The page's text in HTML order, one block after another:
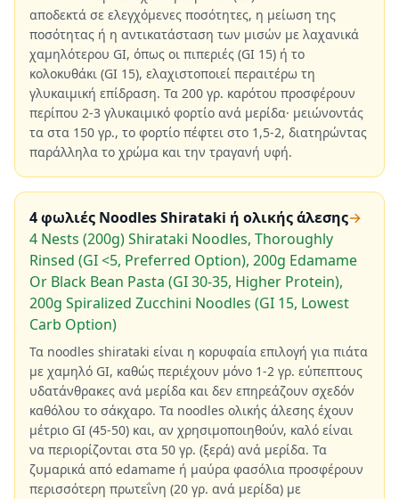
αποδεκτά σε ελεγχόμενες ποσότητες, η μείωση της
ποσότητας ή η αντικατάσταση των μισών με λαχανικά
χαμηλότερου GI, όπως οι πιπεριές (GI 15) ή το
κολοκυθάκι (GI 15), ελαχιστοποιεί περαιτέρω τη
γλυκαιμική επίδραση. Τα 200 γρ. καρότου προσφέρουν
περίπου 2-3 γλυκαιμικό φορτίο ανά μερίδα· μειώνοντάς
τα στα 150 γρ., το φορτίο πέφτει στο 1,5-2, διατηρώντας
παράλληλα το χρώμα και την τραγανή υφή.
4 φωλιές Noodles Shirataki ή ολικής άλεσης→
4 Nests (200g) Shirataki Noodles, Thoroughly
Rinsed (GI <5, Preferred Option), 200g Edamame
Or Black Bean Pasta (GI 30-35, Higher Protein),
200g Spiralized Zucchini Noodles (GI 15, Lowest
Carb Option)
Τα noodles shirataki είναι η κορυφαία επιλογή για πιάτα
με χαμηλό GI, καθώς περιέχουν μόνο 1-2 γρ. εύπεπτους
υδατάνθρακες ανά μερίδα και δεν επηρεάζουν σχεδόν
καθόλου το σάκχαρο. Τα noodles ολικής άλεσης έχουν
μέτριο GI (45-50) και, αν χρησιμοποιηθούν, καλό είναι
να περιορίζονται στα 50 γρ. (ξερά) ανά μερίδα. Τα
ζυμαρικά από edamame ή μαύρα φασόλια προσφέρουν
περισσότερη πρωτεΐνη (20 γρ. ανά μερίδα) με